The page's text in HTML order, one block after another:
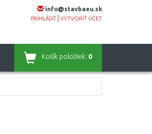
info@stavbaeu.sk
PRIHLÁSIŤ VYTVORIŤ ÚČET
Košík položiek: 0